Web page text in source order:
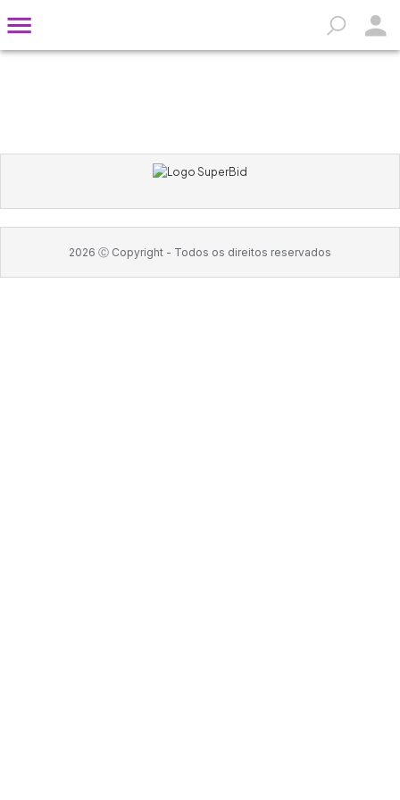
2026 Ⓒ Copyright - Todos os direitos reservados